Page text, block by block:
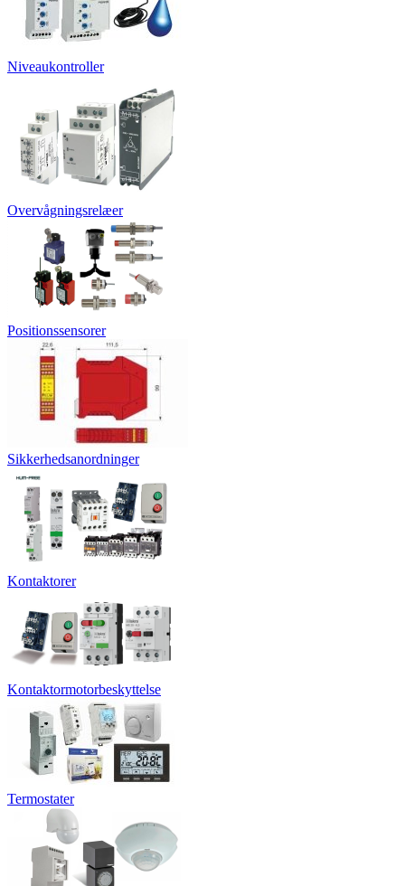
Niveaukontroller
Overvågningsrelæer
Positionssensorer
Sikkerhedsanordninger
Kontaktorer
Kontaktormotorbeskyttelse
Termostater